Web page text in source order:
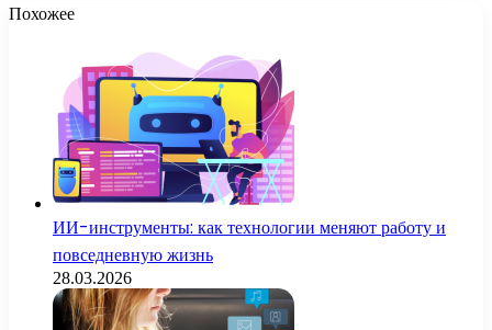
Похожее
ИИ-инструменты: как технологии меняют работу и
повседневную жизнь
28.03.2026